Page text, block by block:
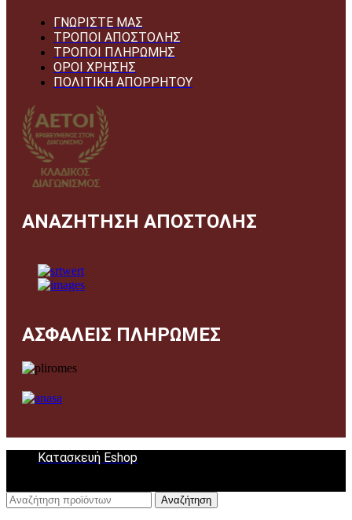
ΓΝΩΡΙΣΤΕ ΜΑΣ
ΤΡΟΠΟΙ ΑΠΟΣΤΟΛΗΣ
ΤΡΟΠΟΙ ΠΛΗΡΩΜΗΣ
ΟΡΟΙ ΧΡΗΣΗΣ
ΠΟΛΙΤΙΚΗ ΑΠΟΡΡΗΤΟΥ
ΑΝΑΖΗΤΗΣΗ ΑΠΟΣΤΟΛΗΣ
ΑΣΦΑΛΕΙΣ ΠΛΗΡΩΜΕΣ
Κατασκευή Eshop
Αναζήτηση